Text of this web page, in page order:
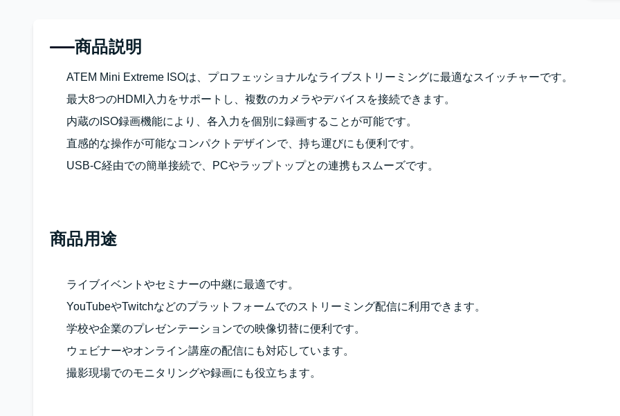
商品説明
ATEM Mini Extreme ISOは、プロフェッショナルなライブストリーミングに最適なスイッチャーです。
最大8つのHDMI入力をサポートし、複数のカメラやデバイスを接続できます。
内蔵のISO録画機能により、各入力を個別に録画することが可能です。
直感的な操作が可能なコンパクトデザインで、持ち運びにも便利です。
USB-C経由での簡単接続で、PCやラップトップとの連携もスムーズです。
商品用途
ライブイベントやセミナーの中継に最適です。
YouTubeやTwitchなどのプラットフォームでのストリーミング配信に利用できます。
学校や企業のプレゼンテーションでの映像切替に便利です。
ウェビナーやオンライン講座の配信にも対応しています。
撮影現場でのモニタリングや録画にも役立ちます。